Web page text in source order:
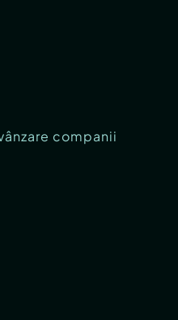
companii